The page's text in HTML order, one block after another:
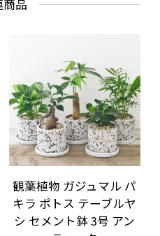
商品
観葉植物 ガジュマル パ
キラ ポトス テーブルヤ
シ セメント鉢 3号 アン